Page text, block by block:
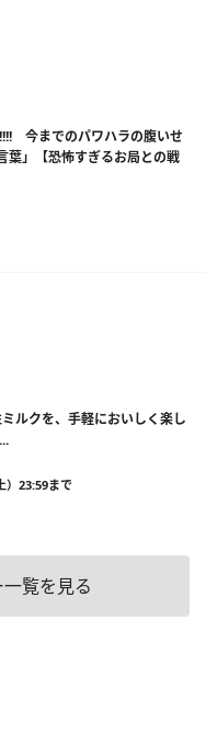
今までのパワハラの腹いせ
葉」【恐怖すぎるお局との戦
ルクを、手軽においしく楽し
）23:59まで
覧を見る